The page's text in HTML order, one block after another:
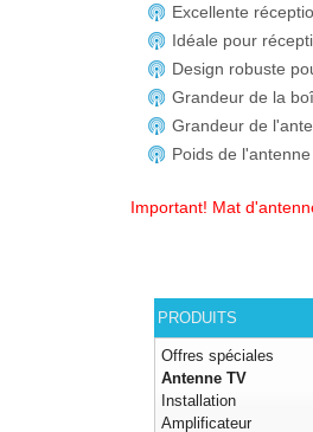
Excellente
Idéale pour
Design robuste
Grandeur de la
Grandeur de
Poids de l'antenne
Important! Mat
PRODUITS
Offres spéciales
Antenne TV
Installation
Amplificateur